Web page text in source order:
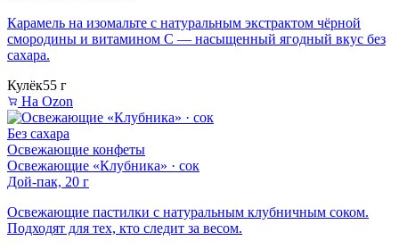
Карамель на изомальте с натуральным экстрактом чёрной
смородины и витамином C — насыщенный ягодный вкус без
сахара.
Кулёк55 г
На Ozon
Без сахара
Освежающие конфеты
Освежающие «Клубника» · сок
Дой-пак, 20 г
Освежающие пастилки с натуральным клубничным соком.
Подходят для тех, кто следит за весом.